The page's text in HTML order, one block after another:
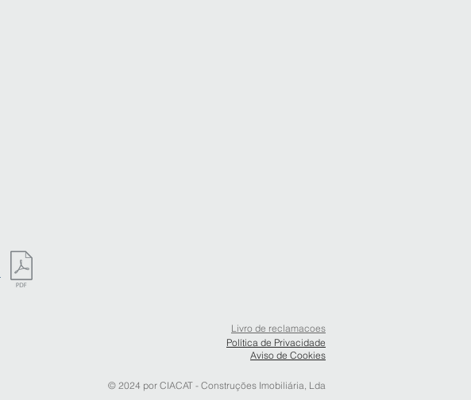
Livro de reclamacoes
Política de Privacidade
Aviso de Cookies
© 2024 por CIACAT - Construções Imobiliária, Lda